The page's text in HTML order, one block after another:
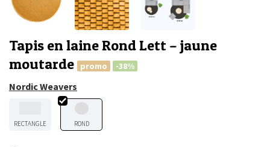
Tapis en laine Rond Lett – jaune
moutarde
promo -38%
Nordic Weavers
RECTANGLE ROND